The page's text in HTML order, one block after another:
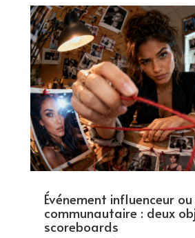
Événement influenceur
communautaire : deux
scoreboards